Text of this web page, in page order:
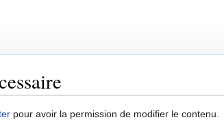
pour avoir la permission de modifier le contenu.